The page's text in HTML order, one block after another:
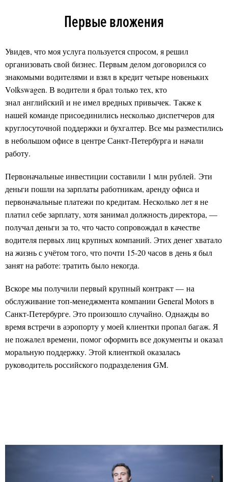
Первые вложения
Увидев, что моя услуга пользуется спросом, я решил
организовать свой бизнес. Первым делом договорился со
знакомыми водителями и взял в кредит четыре новеньких
Volkswagen. В водители я брал только тех, кто
знал английский и не имел вредных привычек. Также к
нашей команде присоединились несколько диспетчеров для
круглосуточной поддержки и бухгалтер. Все мы разместились
в небольшом офисе в центре Санкт-Петербурга и начали
работу.
Первоначальные инвестиции составили 1 млн рублей. Эти
деньги пошли на зарплаты работникам, аренду офиса и
первоначальные платежи по кредитам. Несколько лет я не
платил себе зарплату, хотя занимал должность директора, —
получал деньги за то, что часто сопровождал в качестве
водителя первых лиц крупных компаний. Этих денег хватало
на жизнь с учётом того, что почти 15-20 часов в день я был
занят на работе: тратить было некогда.
Вскоре мы получили первый крупный контракт — на
обслуживание топ-менеджмента компании General Motors в
Санкт-Петербурге. Это произошло случайно. Однажды во
время встречи в аэропорту у моей клиентки пропал багаж. Я
не пожалел времени, помог оформить все документы и оказал
моральную поддержку. Этой клиенткой оказалась
руководитель российского подразделения GM.